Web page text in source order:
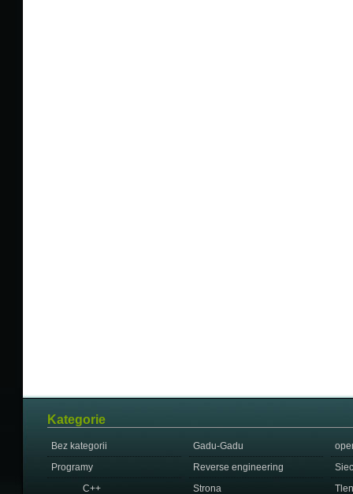
Kategorie
Bez kategorii Gadu-Gadu
Programy
C++
Reverse engineering
Strona
Tlen